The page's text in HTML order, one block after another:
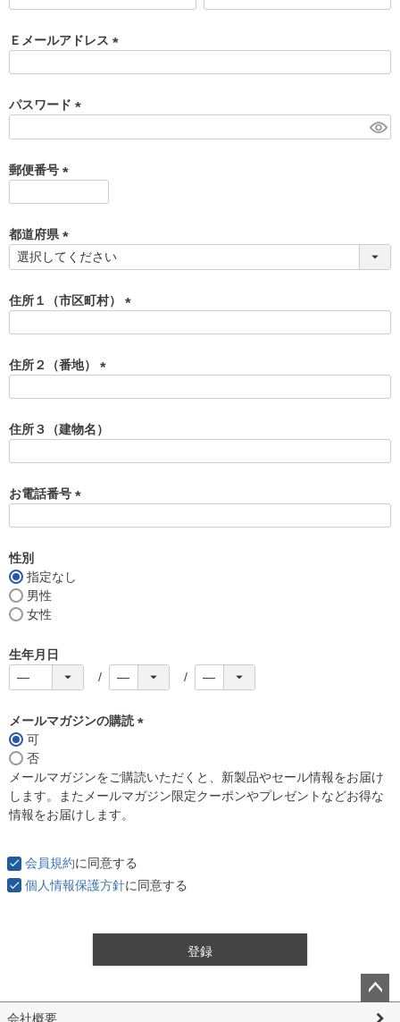
須
)
Ｅメールアドレス
)
パスワード
)
郵便番号
須
)
都道府県
(
須
)
住所１（市区町村）
)
住所２（番地）
須
)
住所３（建物名）
お電話番号
性別
指定なし
男性
女性
生年月日
メールマガジンの購読
須
)
可
否
メールマガジンをご購読いただくと、新製品やセール情報をお届け
します。またメールマガジン限定クーポンやプレゼントなどお得な
情報をお届けします。
会員規約に同意する
個人情報保護方針に同意する
登録
ペー
会社概要